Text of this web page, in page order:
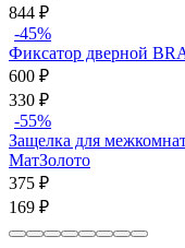
844 ₽
-45%
Фиксатор дверной
600 ₽
330 ₽
-55%
Защелка для
МатЗолото
375 ₽
169 ₽